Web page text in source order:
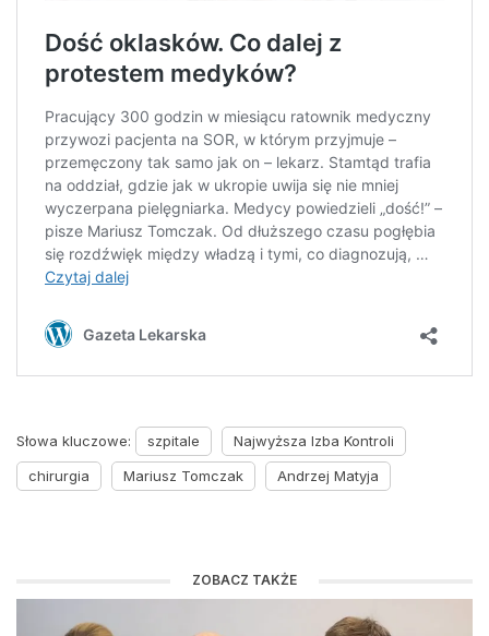
Słowa kluczowe: szpitale
Najwyższa Izba Kontroli
chirurgia
Mariusz Tomczak Andrzej Matyja
ZOBACZ TAKŻE